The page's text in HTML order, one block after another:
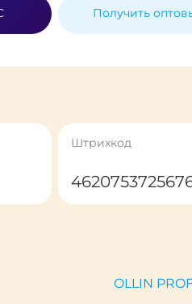
Получить
Штрихкод
OLLIN